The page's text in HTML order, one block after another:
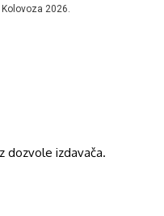
Kolovoza 2026.
dozvole izdavača.